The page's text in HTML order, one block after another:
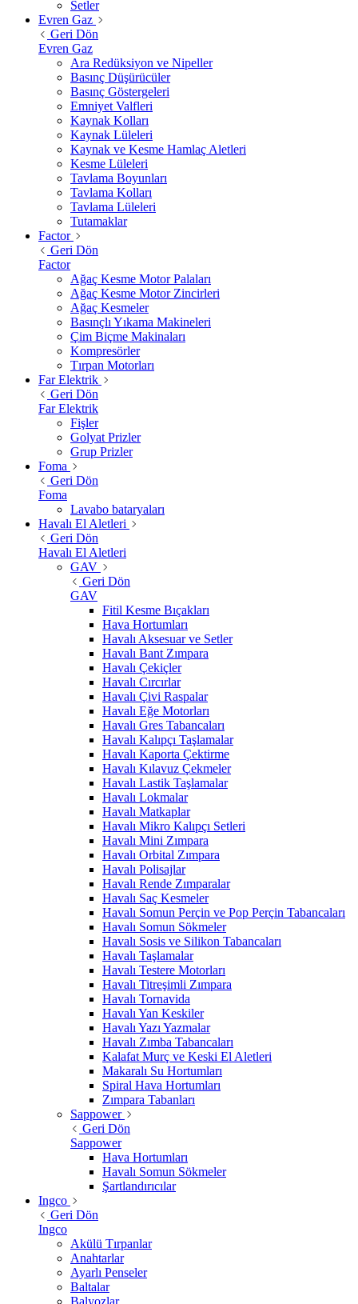
Setler
Evren Gaz
Geri Dön
Evren Gaz
Ara Redüksiyon ve Nipeller
Basınç Düşürücüler
Basınç Göstergeleri
Emniyet Valfleri
Kaynak Kolları
Kaynak Lüleleri
Kaynak ve Kesme Hamlaç Aletleri
Kesme Lüleleri
Tavlama Boyunları
Tavlama Kolları
Tavlama Lüleleri
Tutamaklar
Factor
Geri Dön
Factor
Ağaç Kesme Motor Palaları
Ağaç Kesme Motor Zincirleri
Ağaç Kesmeler
Basınçlı Yıkama Makineleri
Çim Biçme Makinaları
Kompresörler
Tırpan Motorları
Far Elektrik
Geri Dön
Far Elektrik
Fişler
Golyat Prizler
Grup Prizler
Foma
Geri Dön
Foma
Lavabo bataryaları
Havalı El Aletleri
Geri Dön
Havalı El Aletleri
GAV
Geri Dön
GAV
Fitil Kesme Bıçakları
Hava Hortumları
Havalı Aksesuar ve Setler
Havalı Bant Zımpara
Havalı Çekiçler
Havalı Cırcırlar
Havalı Çivi Raspalar
Havalı Eğe Motorları
Havalı Gres Tabancaları
Havalı Kalıpçı Taşlamalar
Havalı Kaporta Çektirme
Havalı Kılavuz Çekmeler
Havalı Lastik Taşlamalar
Havalı Lokmalar
Havalı Matkaplar
Havalı Mikro Kalıpçı Setleri
Havalı Mini Zımpara
Havalı Orbital Zımpara
Havalı Polisajlar
Havalı Rende Zımparalar
Havalı Saç Kesmeler
Havalı Somun Perçin ve Pop Perçin Tabancaları
Havalı Somun Sökmeler
Havalı Sosis ve Silikon Tabancaları
Havalı Taşlamalar
Havalı Testere Motorları
Havalı Titreşimli Zımpara
Havalı Tornavida
Havalı Yan Keskiler
Havalı Yazı Yazmalar
Havalı Zımba Tabancaları
Kalafat Murç ve Keski El Aletleri
Makaralı Su Hortumları
Spiral Hava Hortumları
Zımpara Tabanları
Sappower
Geri Dön
Sappower
Hava Hortumları
Havalı Somun Sökmeler
Şartlandırıcılar
Ingco
Geri Dön
Ingco
Akülü Tırpanlar
Anahtarlar
Ayarlı Penseler
Baltalar
Balyozlar